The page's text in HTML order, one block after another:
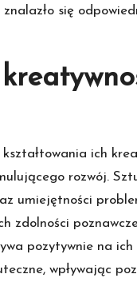
się
ich
rozwój.
umiejętności
zdolności
pozytywnie na
wpływając